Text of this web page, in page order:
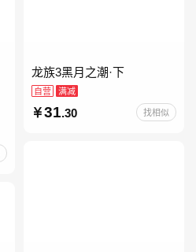
龙族3黑月之潮·下
自营 满减
31 .30 找相似